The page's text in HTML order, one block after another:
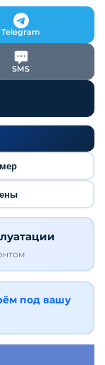
Telegram
SMS
под вашу